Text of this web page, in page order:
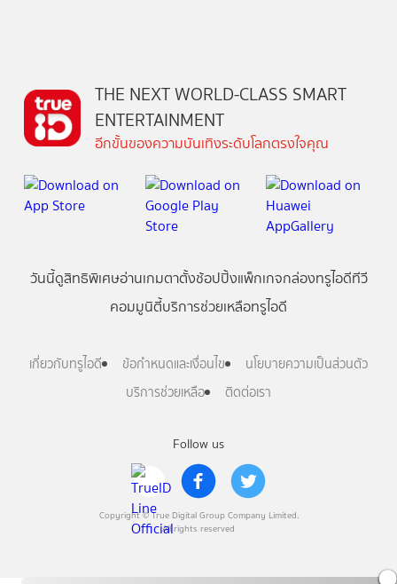
Follow us
Copyright © True Digital Group Company Limited.
All rights reserved
THE NEXT WORLD-CLASS SMART
ENTERTAINMENT
อีกขั้นของความบันเทิงระดับโลกตรงใจคุณ
วันนี้ดูสิทธิพิเศษอ่านเกมตาตั้งช้อปปิ้งแพ็กเกจกล่องทรูไอดีทีวี
คอมมูนิตี้บริการช่วยเหลือทรูไอดี
เกี่ยวกับทรูไอดี ข้อกำหนดและเงื่อนไข
นโยบายความเป็นส่วนตัว
บริการช่วยเหลือ
ติดต่อเรา